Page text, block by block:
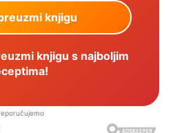
knjigu s najboljim